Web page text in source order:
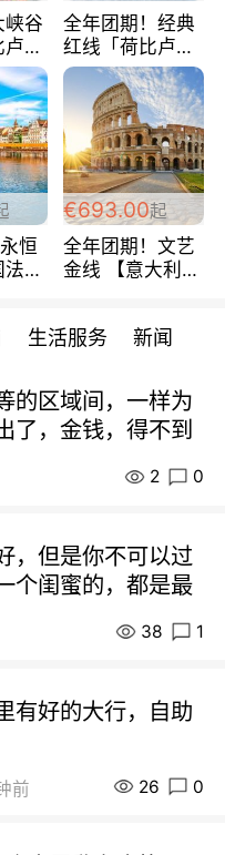
峡谷
德
经
全年团期！经典
红线「荷比卢德
法」七天循环 五
国 仅售99欧/人/
天！巴黎上下！
包拼房~
恒
法
拼房
€693.00起
全年团期！文艺
金线 【意大利一
每周铁发！
生活服务 新闻
的区域间，一样为
了，金钱，得不到
2 0
，但是你不可以过
个闺蜜的，都是最
38 1
有好的大行，自助
前 26 0